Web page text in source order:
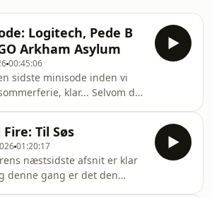
Logitech, Pede B
Arkham Asylum
00:45:06
sidste minisode inden vi
klar... Selvom det
som kommer til at
henover sommeren. Nyd
jeres abonnement hos
så lyttes vi på den anden
Til Søs
01:20:17
næstsidste afsnit er klar
denne gang er det den